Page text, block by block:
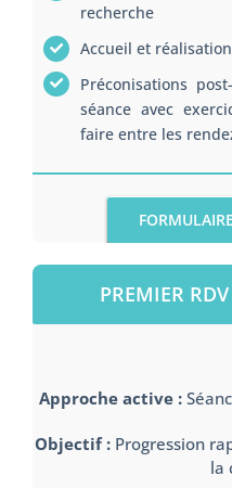
recherche
Accueil et
Préconisations
séance avec
faire entre les
PREMIER
Approche active :
Objectif : Progression
la